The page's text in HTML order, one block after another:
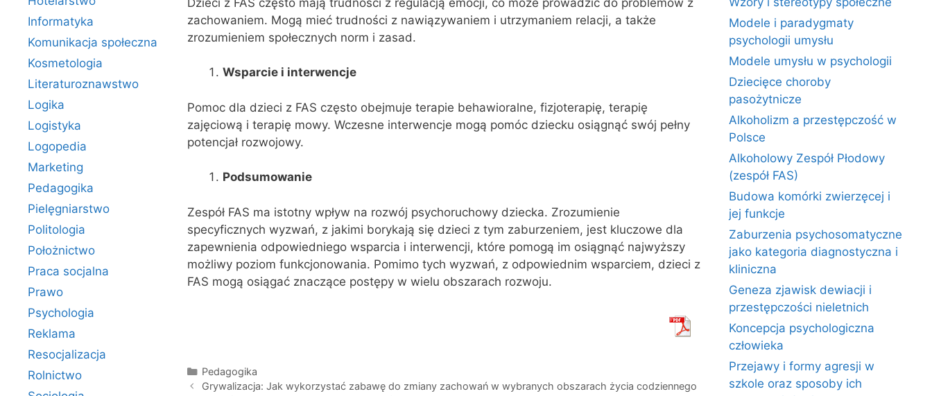
zachowaniem. Mogą mieć trudności z nawiązywaniem i utrzymaniem relacji, a także
zrozumieniem społecznych norm i zasad.
Wsparcie i interwencje
Pomoc dla dzieci z FAS często obejmuje terapie behawioralne, fizjoterapię, terapię
zajęciową i terapię mowy. Wczesne interwencje mogą pomóc dziecku osiągnąć swój pełny
potencjał rozwojowy.
Podsumowanie
Zespół FAS ma istotny wpływ na rozwój psychoruchowy dziecka. Zrozumienie
specyficznych wyzwań, z jakimi borykają się dzieci z tym zaburzeniem, jest kluczowe dla
zapewnienia odpowiedniego wsparcia i interwencji, które pomogą im osiągnąć najwyższy
możliwy poziom funkcjonowania. Pomimo tych wyzwań, z odpowiednim wsparciem, dzieci z
FAS mogą osiągać znaczące postępy w wielu obszarach rozwoju.
Kategorie
Pedagogika
Grywalizacja: Jak wykorzystać zabawę do zmiany zachowań w wybranych obszarach życia codziennego
Informatyka
Komunikacja społeczna
Kosmetologia
Literaturoznawstwo
Logika
Logistyka
Logopedia
Marketing
Pedagogika
Pielęgniarstwo
Politologia
Położnictwo
Praca socjalna
Prawo
Psychologia
Reklama
Resocjalizacja
Rolnictwo
Modele i paradygmaty
psychologii umysłu
Modele umysłu w psychologii
Dziecięce choroby
pasożytnicze
Alkoholizm a przestępczość w
Polsce
Alkoholowy Zespół Płodowy
(zespół FAS)
Budowa komórki zwierzęcej i
jej funkcje
Zaburzenia psychosomatyczne
jako kategoria diagnostyczna i
kliniczna
Geneza zjawisk dewiacji i
przestępczości nieletnich
Koncepcja psychologiczna
człowieka
Przejawy i formy agresji w
szkole oraz sposoby ich